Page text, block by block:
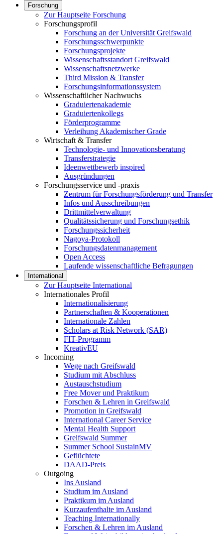
Forschung
Zur Hauptseite Forschung
Forschungsprofil
Forschung an der Universität Greifswald
Forschungsschwerpunkte
Forschungsprojekte
Wissenschaftsstandort Greifswald
Wissenschaftsnetzwerke
Third Mission & Transfer
Forschungsinformationssystem
Wissenschaftlicher Nachwuchs
Graduiertenakademie
Graduiertenkollegs
Förderprogramme
Verleihung Akademischer Grade
Wirtschaft & Transfer
Technologie- und Innovationsberatung
Transferstrategie
Ideenwettbewerb inspired
Ausgründungen
Forschungsservice und -praxis
Zentrum für Forschungsförderung und Transfer
Infos und Ausschreibungen
Drittmittelverwaltung
Qualitätssicherung und Forschungsethik
Forschungssicherheit
Nagoya-Protokoll
Forschungsdatenmanagement
Open Access
Laufende wissenschaftliche Befragungen
International
Zur Hauptseite International
Internationales Profil
Internationalisierung
Partnerschaften & Kooperationen
Internationale Zahlen
Scholars at Risk Network (SAR)
FIT-Programm
KreativEU
Incoming
Wege nach Greifswald
Studium mit Abschluss
Austauschstudium
Free Mover und Praktikum
Forschen & Lehren in Greifswald
Promotion in Greifswald
International Career Service
Mental Health Support
Greifswald Summer
Summer School SustainMV
Geflüchtete
DAAD-Preis
Outgoing
Ins Ausland
Studium im Ausland
Praktikum im Ausland
Kurzaufenthalte im Ausland
Teaching Internationally
Forschen & Lehren im Ausland